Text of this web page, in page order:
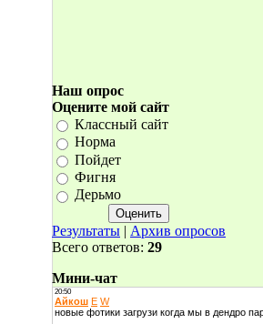
Наш опрос
Оцените мой сайт
Классный сайт
Норма
Пойдет
Фигня
Дерьмо
Результаты | Архив опросов
Всего ответов: 29
Мини-чат